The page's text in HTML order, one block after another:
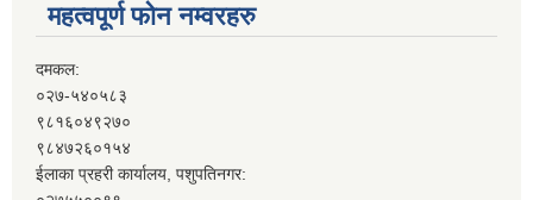
महत्वपूर्ण फोन नम्वरहरु
दमकल:
०२७-५४०५८३
९८१६०४९२७०
९८४७२६०१५४
ईलाका प्रहरी कार्यालय, पशुपतिनगर: